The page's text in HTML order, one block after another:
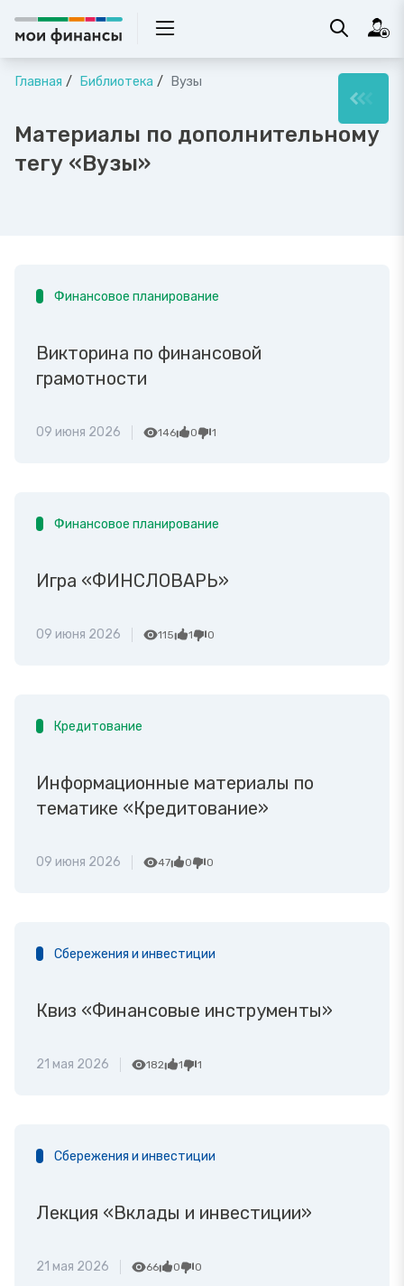
Главная Библиотека Вузы
Материалы по дополнительному
тегу «Вузы»
Финансовое планирование
Викторина по финансовой
грамотности
09 июня 2026 146 0 1
Финансовое планирование
Игра «ФИНСЛОВАРЬ»
09 июня 2026 115 1 0
Кредитование
Информационные материалы по
тематике «Кредитование»
09 июня 2026 47 0 0
Сбережения и инвестиции
Квиз «Финансовые инструменты»
21 мая 2026 182 1 1
Сбережения и инвестиции
Лекция «Вклады и инвестиции»
21 мая 2026 66 0 0